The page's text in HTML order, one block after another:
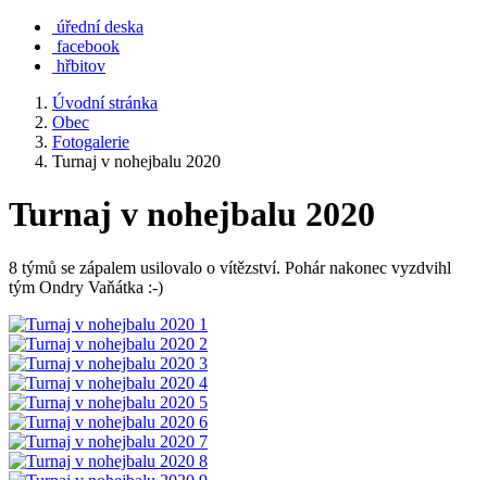
úřední deska
facebook
hřbitov
Úvodní stránka
Obec
Fotogalerie
Turnaj v nohejbalu 2020
Turnaj v nohejbalu 2020
8 týmů se zápalem usilovalo o vítězství. Pohár nakonec vyzdvihl
tým Ondry Vaňátka :-)